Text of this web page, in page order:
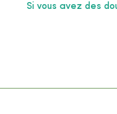
Si vous avez des